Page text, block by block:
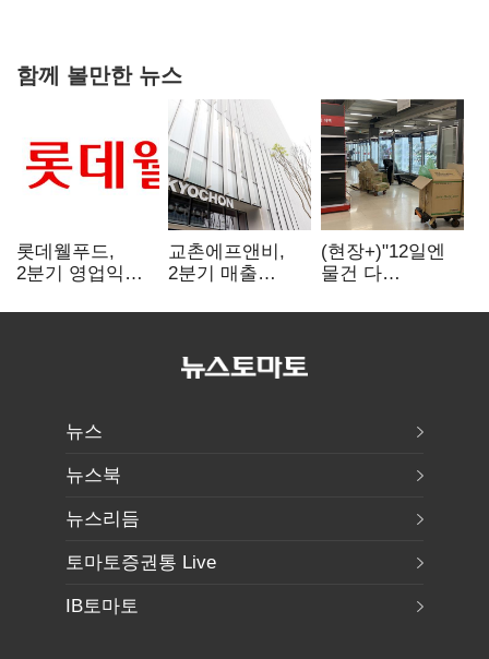
함께 볼만한 뉴스
롯데웰푸드,
2분기 영업익
사업이 실적 견인
교촌에프앤비,
2분기 매출
전년보다 4.9%↑
(현장+)"12일엔
물건 다
매대 채우며 문
뉴스
뉴스북
뉴스리듬
토마토증권통 Live
IB토마토